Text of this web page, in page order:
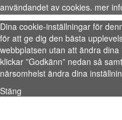
användandet av cookies. mer
Dina cookie-inställningar för
för att ge dig den bästa
webbplatsen utan att ändra
klickar ”Godkänn” nedan så
närsomhelst ändra dina
Stäng